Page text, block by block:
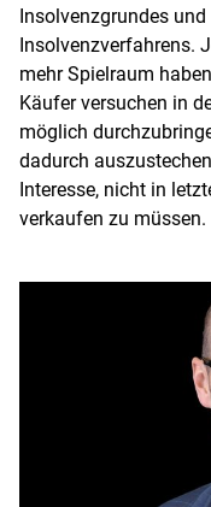
Insolvenzgrundes
Insolvenzverfahrens.
mehr Spielraum
Käufer versuchen in
möglich
dadurch
Interesse, nicht in
verkaufen zu müssen.